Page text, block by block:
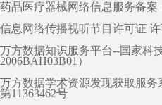
药品医疗器械网络信息服务备案
信息网络传播视听节目许可证 许
万方数据知识服务平台--国家科
2006BAH03B01）
万方数据学术资源发现获取服
第11363462号